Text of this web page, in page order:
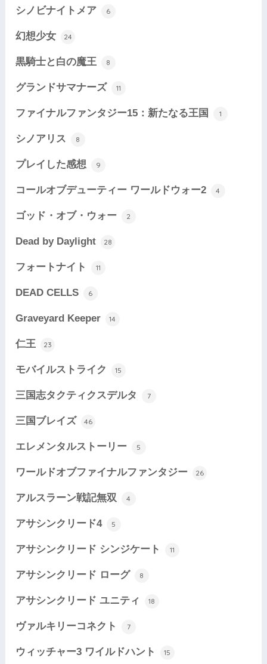
シノビナイトメア 6
幻想少女 24
黒騎士と白の魔王 8
グランドサマナーズ 11
ファイナルファンタジー15：新たなる王国 1
シノアリス 8
プレイした感想 9
コールオブデューティー ワールドウォー2 4
ゴッド・オブ・ウォー 2
Dead by Daylight 28
フォートナイト 11
DEAD CELLS 6
Graveyard Keeper 14
仁王 23
モバイルストライク 15
三国志タクティクスデルタ 7
三国ブレイズ 46
エレメンタルストーリー 5
ワールドオブファイナルファンタジー 26
アルスラーン戦記無双 4
アサシンクリード4 5
アサシンクリード シンジケート 11
アサシンクリード ローグ 8
アサシンクリード ユニティ 18
ヴァルキリーコネクト 7
ウィッチャー3 ワイルドハント 15